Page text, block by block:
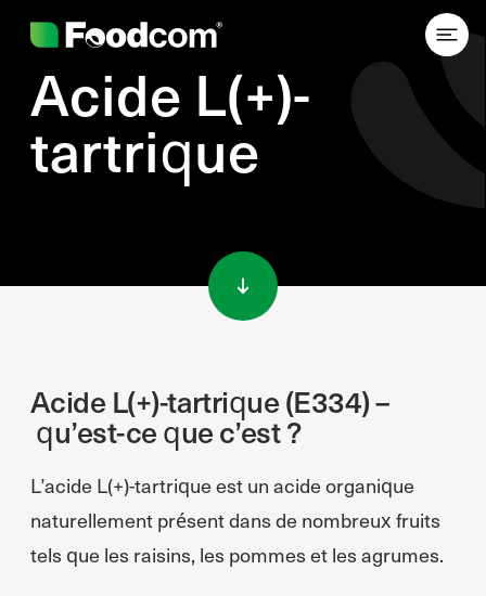
Acide L(+)-
tartrique
Acide L(+)-tartrique (E334) –
qu’est-ce que c’est ?
L’acide L(+)-tartrique est un acide organique
naturellement présent dans de nombreux fruits
tels que les raisins, les pommes et les agrumes.